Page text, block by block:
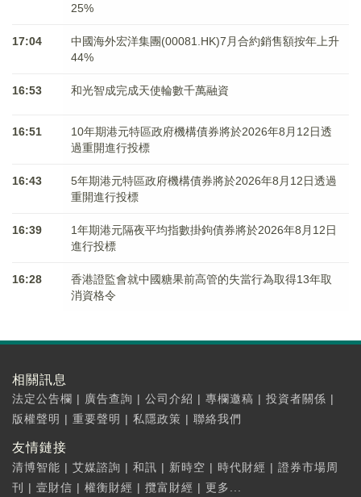
25%
17:04
中國海外宏洋集團(00081.HK)7月合約銷售額按年上升
44%
16:53 和光智成完成天使輪數千萬融資
16:51
10年期港元特區政府機構債券將於2026年8月12日透
過重開進行投標
16:43
5年期港元特區政府機構債券將於2026年8月12日透過
重開進行投標
16:39
1年期港元隔夜平均指數掛鉤債券將於2026年8月12日
進行投標
16:28
香港證監會就中國糖果前高管的失當行為取得13年取
消資格令
相關訊息
法定公告欄 | 廣告查詢 | 公司介紹 | 專欄邀稿 | 投資者關係 |
版權聲明 | 重要聲明 | 私隱政策 | 聯絡我們
友情鏈接
清博智能 | 艾媒諮詢 | 和訊 | 新時空 | 時代財經 | 證券市場周
刊 | 壹財信 | 權衡財經 | 攬富財經 | 更多...